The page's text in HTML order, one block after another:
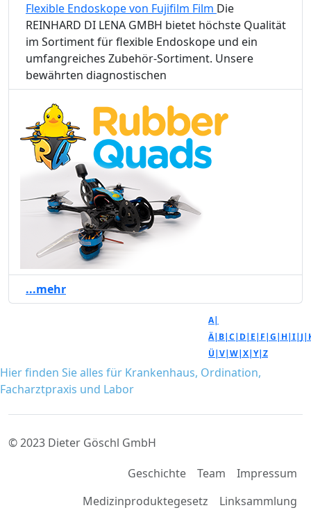
Flexible Endoskope von Fujifilm Film Die
REINHARD DI LENA GMBH bietet höchste Qualität
im Sortiment für flexible Endoskope und ein
umfangreiches Zubehör-Sortiment. Unsere
bewährten diagnostischen
...mehr
A|
Ä| B|C| D| E| F|G| H|I| J|
Ü|V|W|X|Y|Z
Hier finden Sie alles für Krankenhaus, Ordination,
Facharztpraxis und Labor
© 2023 Dieter Göschl GmbH
Geschichte
Team
Impressum
Medizinproduktegesetz
Linksammlung